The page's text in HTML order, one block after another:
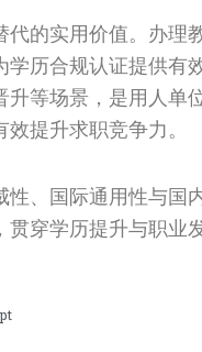
的实用价值。办
历合规认证提供有
等场景，是用人单
提升求职竞争力。
、国际通用性与
穿学历提升与职业